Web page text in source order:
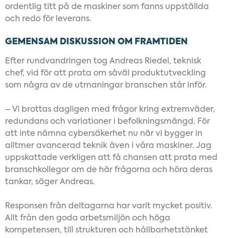
ordentlig titt på de maskiner som fanns uppställda
och redo för leverans.
GEMENSAM DISKUSSION OM FRAMTIDEN
Efter rundvandringen tog Andreas Riedel, teknisk
chef, vid för att prata om såväl produktutveckling
som några av de utmaningar branschen står inför.
– Vi brottas dagligen med frågor kring extremväder,
redundans och variationer i befolkningsmängd. För
att inte nämna cybersäkerhet nu när vi bygger in
alltmer avancerad teknik även i våra maskiner. Jag
uppskattade verkligen att få chansen att prata med
branschkollegor om de här frågorna och höra deras
tankar, säger Andreas.
Responsen från deltagarna har varit mycket positiv.
Allt från den goda arbetsmiljön och höga
kompetensen, till strukturen och hållbarhetstänket